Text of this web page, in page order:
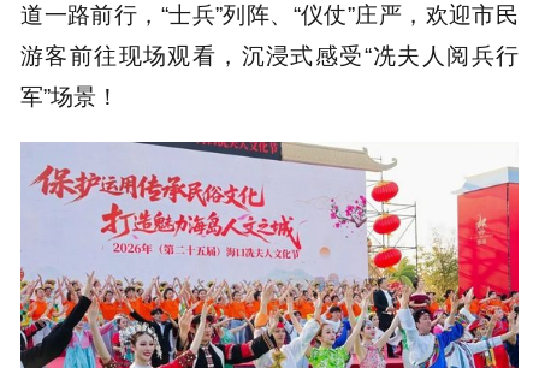
道一路前行，“士兵”列阵、“仪仗”庄严，欢迎市民
游客前往现场观看，沉浸式感受“冼夫人阅兵行
军”场景！